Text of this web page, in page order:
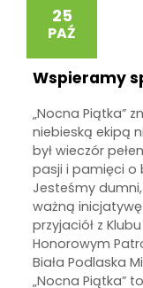
25
PAŹ
Wspieramy
„Nocna Piątka”
niebieską ekipą
był wieczór
pasji i pamięci o
Jesteśmy
ważną
przyjaciół z
Honorowym
Biała Podlaska
„Nocna Piątka”